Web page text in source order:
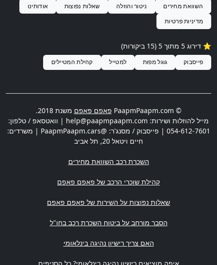
השוואת מחירים ניטור והוזלה שאלות נפוצות
אודותינו
מדיניות פרטיות
⭐️ דירוג 5 מתוך 5 (15 ביקורות)
פייסבוק גוגל מפות למטייל קהילת המטיילים
© PaapmPaapm.com פאפם פאפם משנת 2018.
מייל להוזלות ושירות: help@paapmpaapm.com | וואטסאפ / טלפון:
054-612-7601 | פייסבוק / מסנג'ר: @PaapmPaapm.cars | משרדים:
חיים ויטאל 20
, תל אביב
השכרת רכב השוואת מחירים
קהילת שוכרי הרכב של פאפם פאפם
שאלות נפוצות על השירות של פאפם פאפם
הסבר מורחב על ביטוח השכרת רכב בחו"ל
האם צריך רישיון נהיגה בינלאומי